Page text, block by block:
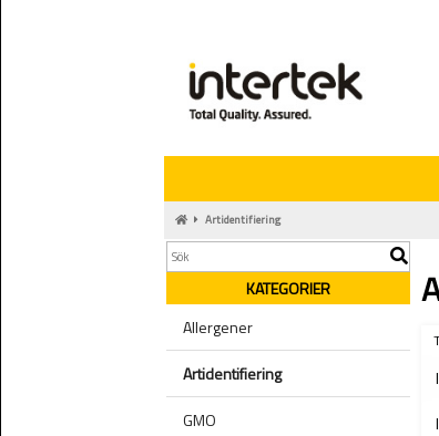
Artidentifiering
KATEGORIER
Allergener
Artidentifiering
GMO